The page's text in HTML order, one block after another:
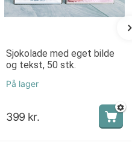
Sjokolade med eget bilde
og tekst, 50 stk.
På lager
399 kr.